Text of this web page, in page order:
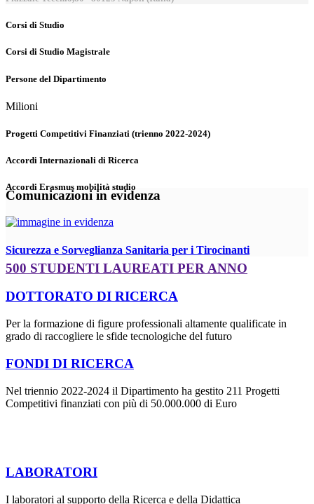
Corsi di Studio
Corsi di Studio Magistrale
Persone del Dipartimento
Milioni
Progetti Competitivi Finanziati (trienno 2022-2024)
Accordi Internazionali di Ricerca
Accordi Erasmus mobilità studio
Comunicazioni in evidenza
Sicurezza e Sorveglianza Sanitaria per i Tirocinanti
500 STUDENTI LAUREATI PER ANNO
DOTTORATO DI RICERCA
Per la formazione di figure professionali altamente qualificate in
grado di raccogliere le sfide tecnologiche del futuro
FONDI DI RICERCA
Nel triennio 2022-2024 il Dipartimento ha gestito 211 Progetti
Competitivi finanziati con più di 50.000.000 di Euro
LABORATORI
I laboratori al supporto della Ricerca e della Didattica